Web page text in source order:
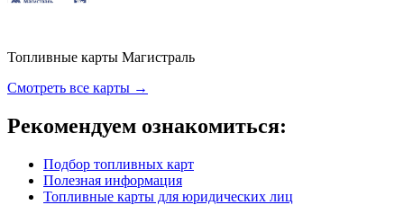
Топливные карты Магистраль
Смотреть все карты →
Рекомендуем ознакомиться:
Подбор топливных карт
Полезная информация
Топливные карты для юридических лиц